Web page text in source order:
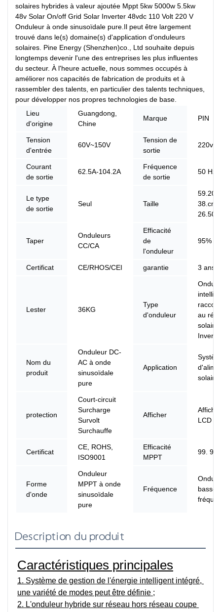
solaires hybrides à valeur ajoutée Mppt 5kw 5000w 5.5kw
48v Solar On/off Grid Solar Inverter 48vdc 110 Volt 220 V
Onduleur à onde sinusoïdale pure.Il peut être largement
trouvé dans le(s) domaine(s) d'application d'onduleurs
solaires. Pine Energy (Shenzhen)co., Ltd souhaite depuis
longtemps devenir l'une des entreprises les plus influentes
du secteur. À l'heure actuelle, nous sommes occupés à
améliorer nos capacités de fabrication de produits et à
rassembler des talents, en particulier des talents techniques,
pour développer nos propres technologies de base.
Lieu
d'origine
Guangdong,
Chine
Marque PIN
Tension
d'entrée
60V~150V
Tension de
sortie
220v
Courant
de sortie
62.5A-104.2A
Fréquence
de sortie
50 Hz/
Le type
de sortie
Seul Taille
38.cm *
Taper
Onduleurs
CC/CA
Efficacité
de
l'onduleur
95%
Certificat CE/RHOS/CEI garantie 3 ans,
Lester 36KG
Type
d'onduleur
au
solaire
Nom du
produit
Onduleur DC-
AC à onde
sinusoïdale
pure
Application
solaire
protection
Court-circuit
Surcharge
Survolt
Surchauffe
Afficher
LCD
Certificat
CE, ROHS,
ISO9001
Efficacité
MPPT
99. 9%
Forme
d'onde
Onduleur
MPPT à onde
sinusoïdale
pure
Fréquence
basse
Description du produit
Caractéristiques principales
1. Système de gestion de l'énergie intelligent intégré,
une variété de modes peut être définie ;
2. L'onduleur hybride sur réseau hors réseau coupe